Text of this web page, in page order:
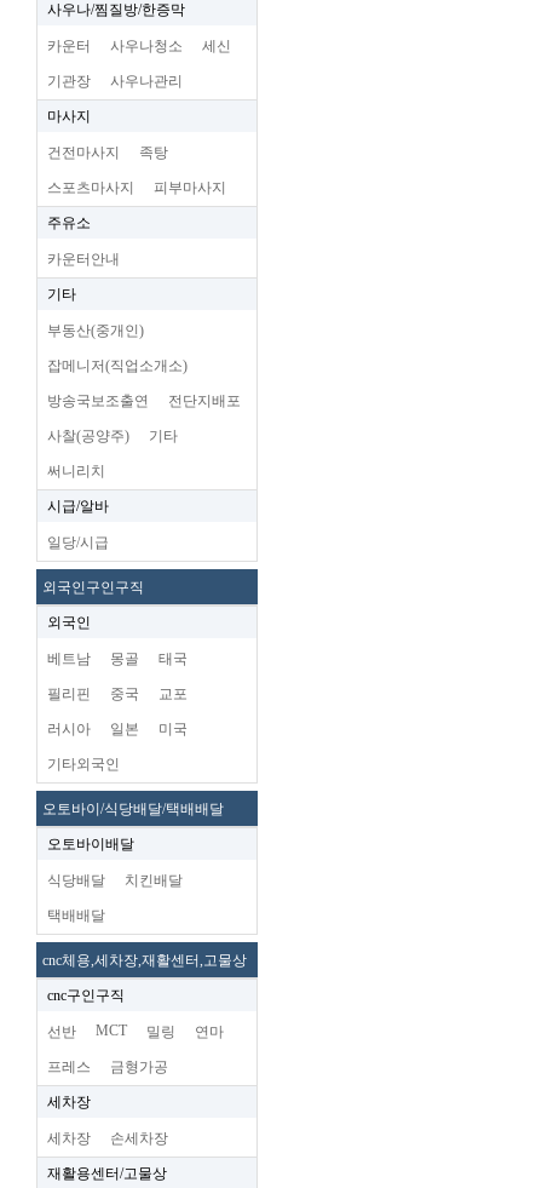
사우나/찜질방/한증막
카운터 사우나청소 세신
기관장 사우나관리
마사지
건전마사지 족탕
스포츠마사지 피부마사지
주유소
카운터안내
기타
부동산(중개인)
잡메니저(직업소개소)
방송국보조출연 전단지배포
사찰(공양주) 기타
써니리치
시급/알바
일당/시급
외국인구인구직
외국인
베트남 몽골 태국
필리핀 중국 교포
러시아 일본 미국
기타외국인
오토바이/식당배달/택배배달
오토바이배달
식당배달 치킨배달
택배배달
cnc체용,세차장,재활센터,고물상
cnc구인구직
선반 MCT 밀링 연마
프레스 금형가공
세차장
세차장 손세차장
재활용센터/고물상